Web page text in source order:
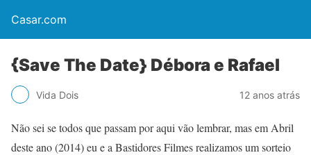
Casar.com
{Save The Date} Débora e Rafael
Vida Dois 12 anos atrás
Não sei se todos que passam por aqui vão lembrar, mas em Abril
deste ano (2014) eu e a Bastidores Filmes realizamos um sorteio